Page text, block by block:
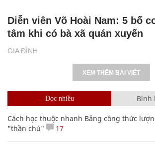
GIA ĐÌNH
Diễn viên Võ Hoài Nam: 5 bố
tâm khi có bà xã quán xuyến
XEM THÊM BÀI VIẾT
Đọc nhiều Bình
Cách học thuộc nhanh Bảng công thức
"thần chú"
17